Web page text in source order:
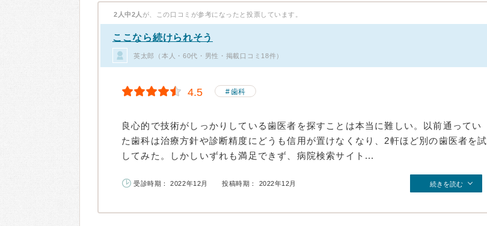
2人中2人 が、この口コミが参考になったと投票しています。
ここなら続けられそう
英太郎（本人・60代・男性・掲載口コミ18件）
4.5 歯科
良心的で技術がしっかりしている歯医者を探すことは本当に難しい。以前通ってい
た歯科は治療方針や診断精度にどうも信用が置けなくなり、2軒ほど別の歯医者を試
してみた。しかしいずれも満足できず、病院検索サイト...
受診時期： 2022年12月 投稿時期： 2022年12月 続きを読む